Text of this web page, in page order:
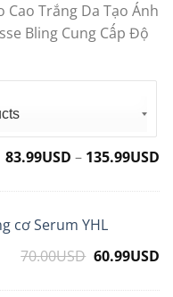
Cao Trắng Da Tạo Ánh
Bling Cung Cấp Độ
83.99USD – 135.99USD
cơ Serum YHL
70.00USD Original
60.99USD